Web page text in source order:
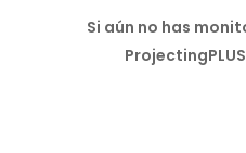
Si aún no has